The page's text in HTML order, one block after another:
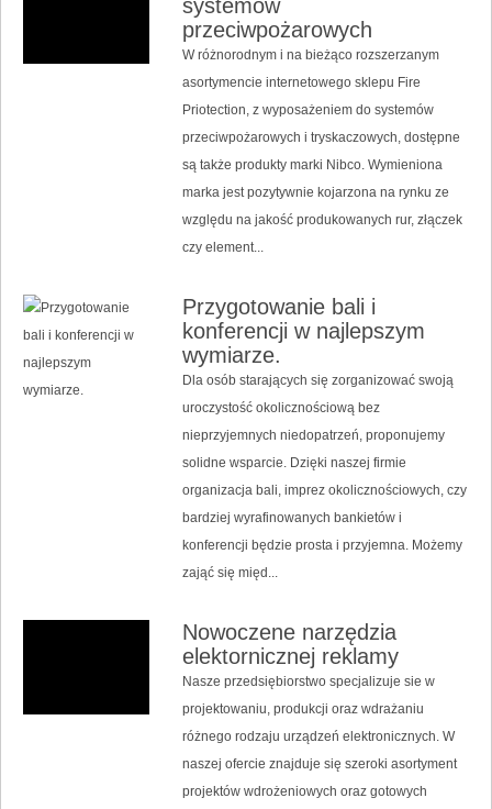
systemów
przeciwpożarowych
W różnorodnym i na bieżąco rozszerzanym
asortymencie internetowego sklepu Fire
Priotection, z wyposażeniem do systemów
przeciwpożarowych i tryskaczowych, dostępne
są także produkty marki Nibco. Wymieniona
marka jest pozytywnie kojarzona na rynku ze
względu na jakość produkowanych rur, złączek
czy element...
Przygotowanie bali i
konferencji w najlepszym
wymiarze.
Dla osób starających się zorganizować swoją
uroczystość okolicznościową bez
nieprzyjemnych niedopatrzeń, proponujemy
solidne wsparcie. Dzięki naszej firmie
organizacja bali, imprez okolicznościowych, czy
bardziej wyrafinowanych bankietów i
konferencji będzie prosta i przyjemna. Możemy
zająć się międ...
Nowoczene narzędzia
elektornicznej reklamy
Nasze przedsiębiorstwo specjalizuje sie w
projektowaniu, produkcji oraz wdrażaniu
różnego rodzaju urządzeń elektronicznych. W
naszej ofercie znajduje się szeroki asortyment
projektów wdrożeniowych oraz gotowych